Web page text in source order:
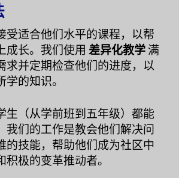
受适合他们水平的课程，以帮
成长。我们使用 差异化教学满
求并定期检查他们的进度，以
的知识。
生（从学前班到五年级）都能
我们的工作是教会他们解决问
的技能，帮助他们成为社区中
极的变革推动者。